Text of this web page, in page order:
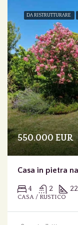
DA RISTRUTTURARE
550.000 EUR
Casa in pietra
4 2
CASA / RUSTICO